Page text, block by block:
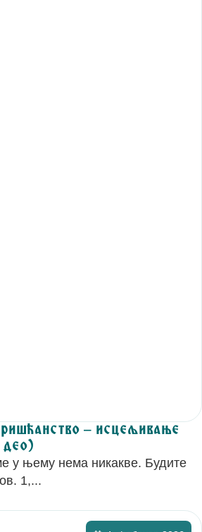
– исцељивање
у њему нема никакве. Будите
1,...